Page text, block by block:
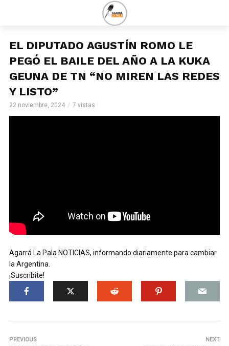
EL DIPUTADO AGUSTÍN ROMO LE
PEGÓ EL BAILE DEL AÑO A LA KUKA
GEUNA DE TN “NO MIREN LAS REDES
Y LISTO”
22 noviembre, 2024 7 vistas
Agarrá La Pala NOTICIAS, informando diariamente para cambiar
la Argentina.
¡Suscribite!
PREVIOUS NEXT